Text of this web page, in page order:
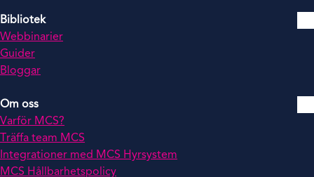
Bibliotek
Webbinarier
Guider
Bloggar
Om oss
Varför MCS?
Träffa team MCS
Integrationer med MCS Hyrsystem
MCS Hållbarhetspolicy